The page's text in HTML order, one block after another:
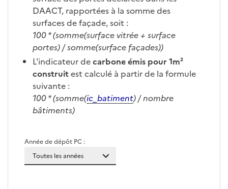
DAACT, rapportées à la somme des
surfaces de façade, soit :
100 * (somme(surface vitrée + surface
portes) / somme(surface façades))
L'indicateur decarbone émis pour 1m²
construitest calculé à partir de la formule
suivante :
100 * (somme(ic_batiment) / nombre
bâtiments)
Année de dépôt PC :